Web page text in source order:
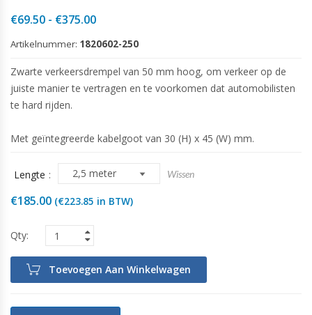
€69.50 - €375.00Prijsklasse:
tot
Artikelnummer: 1820602-250
Zwarte verkeersdrempel van 50 mm hoog, om verkeer op de
juiste manier te vertragen en te voorkomen dat automobilisten
te hard rijden.
Met geïntegreerde kabelgoot van 30 (H) x 45 (W) mm.
Lengte Wissen
€185.00 (€223.85 in BTW)
Toevoegen Aan Winkelwagen